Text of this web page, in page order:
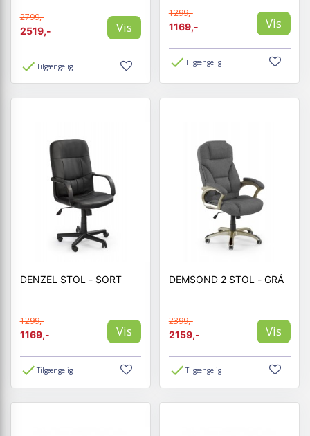
2799,-
2519,-
Vis
Tilgængelig
1299,-
1169,-
Vis
Tilgængelig
DENZEL STOL - SORT
1299,-
1169,-
Vis
Tilgængelig
DEMSOND 2 STOL - GRÅ
2399,-
2159,-
Vis
Tilgængelig